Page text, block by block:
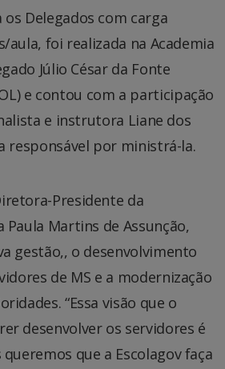
Delegados com carga
aula, foi realizada na Academia
Júlio César da Fonte
e contou com a participação
e instrutora Liane dos
responsável por ministrá-la.
Presidente da
Paula Martins de Assunção,
gestão,, o desenvolvimento
de MS e a modernização
“Essa visão que o
desenvolver os servidores é
que a Escolagov faça